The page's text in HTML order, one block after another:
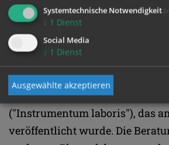
vatikanische
Vorbereitungsdokument mit
Fragenkatalog. Auf Grundlage der
lokalen und regionalen
erstellte das Sekretariat das
("Instrumentum laboris"), das
veröffentlicht wurde. Die
Systemtechnische Notwendigkeit
↓ 1 Dienst
Social Media
↓ 1 Dienst
Ausgewählte akzeptieren